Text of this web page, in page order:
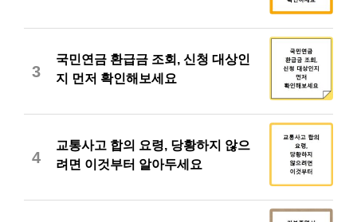
3
국민연금 환급금 조회, 신청 대상인
지 먼저 확인해보세요
4
교통사고 합의 요령, 당황하지 않으
려면 이것부터 알아두세요